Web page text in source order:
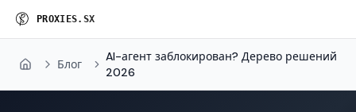
PROXI ES. SX
Home Блог
AI-агент заблокирован? Дерево решений
2026